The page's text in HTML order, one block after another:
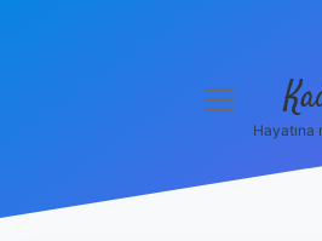
menüyü
Hayatına